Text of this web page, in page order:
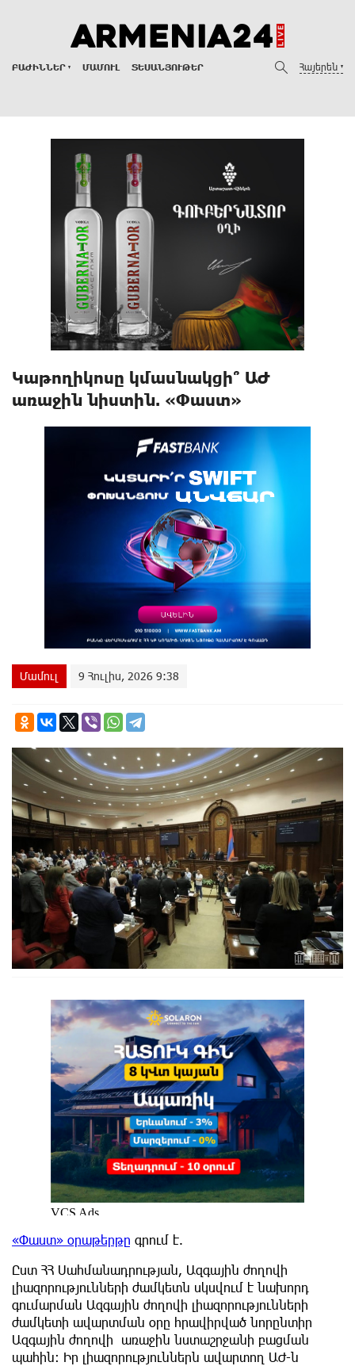
ԲԱԺԻՆՆԵՐ ՄԱՄՈՒԼ ՏԵՍԱՆՅՈՒԹԵՐ Հայերեն
Կաթողիկոսը կմասնակցի՞ ԱԺ
առաջին նիստին. «Փաստ»
Մամուլ 9 Հուլիս, 2026 9:38
«Փաստ» օրաթերթը գրում է.
Ըստ ՀՀ Սահմանադրության, Ազգային ժողովի
լիազորությունների ժամկետն սկսվում է նախորդ
գումարման Ազգային ժողովի լիազորությունների
ժամկետի ավարտման օրը հրավիրված նորընտիր
Ազգային ժողովի առաջին նստաշրջանի բացման
պահին: Իր լիազորություններն ավարտող ԱԺ-ն